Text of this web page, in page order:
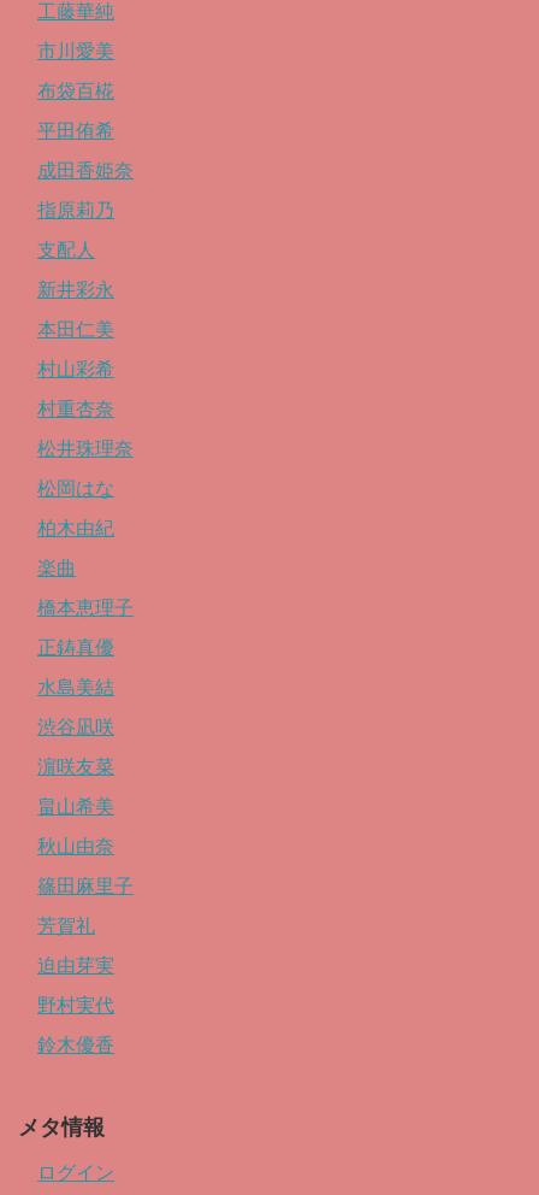
工藤華純
市川愛美
布袋百椛
平田侑希
成田香姫奈
指原莉乃
支配人
新井彩永
本田仁美
村山彩希
村重杏奈
松井珠理奈
松岡はな
柏木由紀
楽曲
橋本恵理子
正鋳真優
水島美結
渋谷凪咲
濵咲友菜
畠山希美
秋山由奈
篠田麻里子
芳賀礼
迫由芽実
野村実代
鈴木優香
メタ情報
ログイン